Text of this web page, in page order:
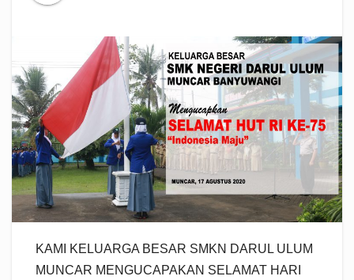
KAMI KELUARGA BESAR SMKN DARUL ULUM
MUNCAR MENGUCAPAKAN SELAMAT HARI